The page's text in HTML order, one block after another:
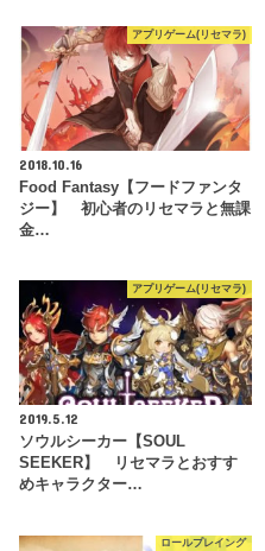
アプリゲーム(リセマラ)
2018.10.16
Food Fantasy【フードファンタ
ジー】 初心者のリセマラと無課
金…
アプリゲーム(リセマラ)
2019.5.12
ソウルシーカー【SOUL
SEEKER】 リセマラとおすす
めキャラクター…
ロールプレイング